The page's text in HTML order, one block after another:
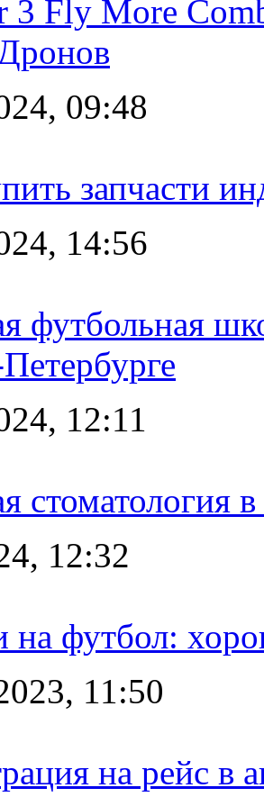
3 Fly More
09:48
запчасти
14:56
футбольная
12:11
стоматология
12:32
на футбол:
11:50
на рейс в